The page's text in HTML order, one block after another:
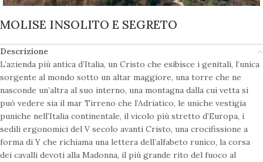
MOLISE INSOLITO E SEGRETO
Descrizione
L’azienda più antica d’Italia, un Cristo che esibisce i genitali, l’unica
sorgente al mondo sotto un altar maggiore, una torre che ne
nasconde un’altra al suo interno, una montagna dalla cui vetta si
può vedere sia il mar Tirreno che l’Adriatico, le uniche vestigia
puniche nell’Italia continentale, il vicolo più stretto d’Europa, i
sedili ergonomici del V secolo avanti Cristo, una crocifissione a
forma di Y che richiama una lettera dell’alfabeto runico, la corsa
dei cavalli devoti alla Madonna, il più grande rito del fuoco al